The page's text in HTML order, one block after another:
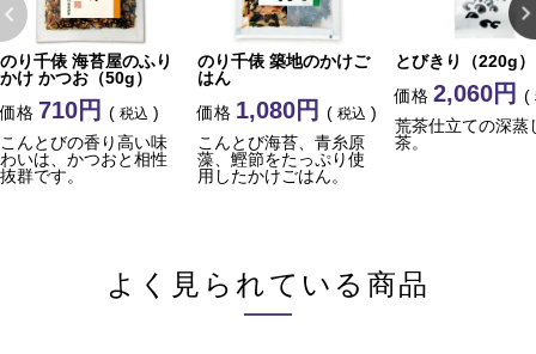
のり千俵 海苔屋のふり
かけ かつお（50g）
価格 710 税込
こんとびの香り高い味
わいは、かつおと相性
抜群です。
のり千俵 築地のかけご
はん
価格 1,080 税込
こんとび海苔、青糸原
藻、鰹節をたっぷり使
用したかけごはん。
とびきり（220g）
価格 2,060
荒茶仕立ての深蒸
茶。
よく見られている商品